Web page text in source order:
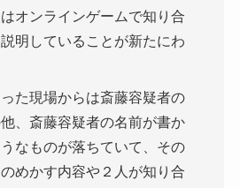
オンラインゲームで知り合
明していることが新たにわ
た現場からは斎藤容疑者の
、斎藤容疑者の名前が書か
なものが落ちていて、その
めかす内容や２人が知り合